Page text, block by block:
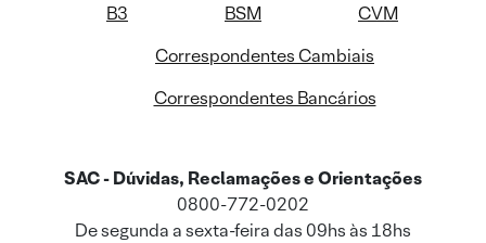
B3 BSM
CVM
Correspondentes Cambiais
Correspondentes Bancários
SAC - Dúvidas, Reclamações e Orientações
0800-772-0202
De segunda a sexta-feira das 09hs às 18hs